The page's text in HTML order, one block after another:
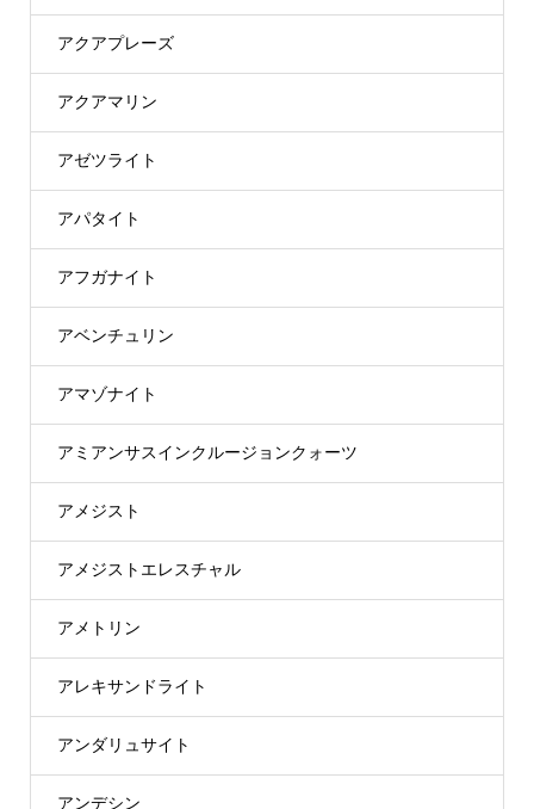
アクアプレーズ
アクアマリン
アゼツライト
アパタイト
アフガナイト
アベンチュリン
アマゾナイト
アミアンサスインクルージョンクォーツ
アメジスト
アメジストエレスチャル
アメトリン
アレキサンドライト
アンダリュサイト
アンデシン